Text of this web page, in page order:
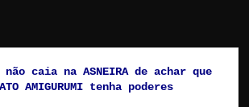
não caia na ASNEIRA de achar que
AMIGURUMI tenha poderes